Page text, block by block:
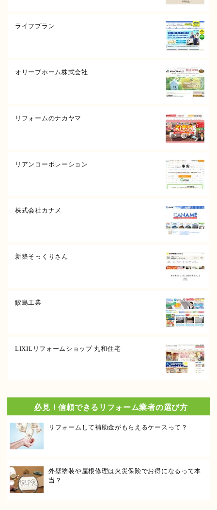
ライフプラン
オリーブホーム株式会社
リフォームのナカヤマ
リアンコーポレーション
株式会社カナメ
新築そっくりさん
鮫島工業
LIXILリフォームショップ 丸和住宅
必見！信頼できるリフォーム業者の選び方
リフォームして補助金がもらえるケースって？
外壁塗装や屋根修理は火災保険でお得になるって本
当？